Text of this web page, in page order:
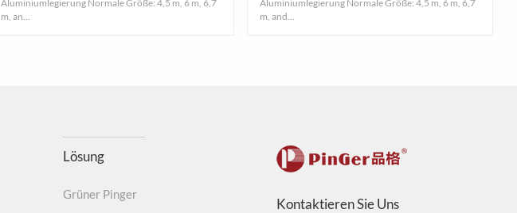
Aluminiumlegierung Normale Größe: 4,5 m, 6 m, 6,7
m, an...
Aluminiumlegierung Normale Größe: 4,5 m, 6 m, 6,7
m, and...
Lösung
Grüner Pinger
Kontaktieren Sie Uns